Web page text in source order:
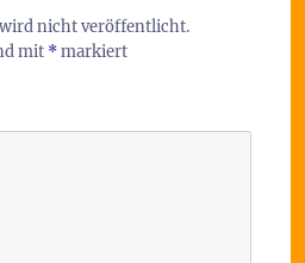
nicht veröffentlicht.
mit *markiert